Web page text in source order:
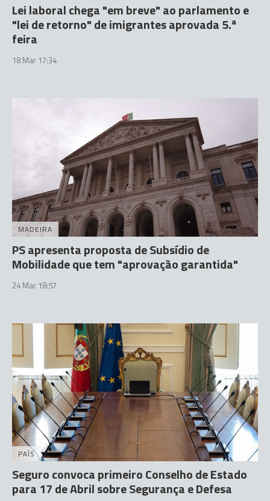
Lei laboral chega "em breve" ao parlamento e
"lei de retorno" de imigrantes aprovada 5.ª
feira
18 Mar 17:34
MADEIRA
PS apresenta proposta de Subsídio de
Mobilidade que tem "aprovação garantida"
24 Mar 18:57
PAÍS
Seguro convoca primeiro Conselho de Estado
para 17 de Abril sobre Segurança e Defesa